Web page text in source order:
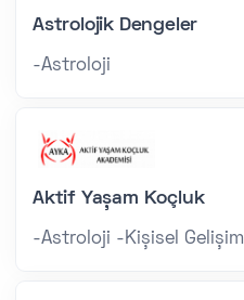
Astrolojik Dengeler
-Astroloji
Aktif Yaşam Koçluk
-Astroloji -Kişisel Gelişim